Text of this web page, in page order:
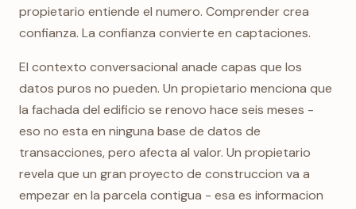
propietario entiende el numero. Comprender crea
confianza. La confianza convierte en captaciones.
El contexto conversacional anade capas que los
datos puros no pueden. Un propietario menciona que
la fachada del edificio se renovo hace seis meses -
eso no esta en ninguna base de datos de
transacciones, pero afecta al valor. Un propietario
revela que un gran proyecto de construccion va a
empezar en la parcela contigua - esa es informacion